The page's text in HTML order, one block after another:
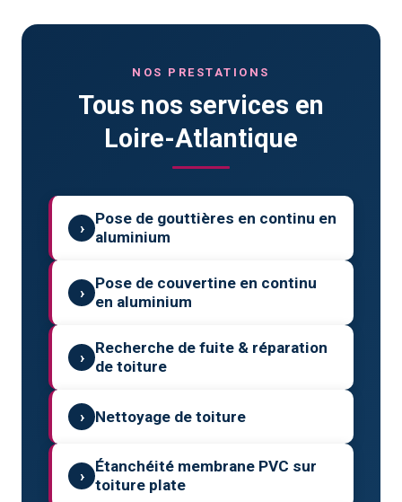
NOS PRESTATIONS
Tous nos services en
Loire-Atlantique
›
Pose de gouttières en continu en
aluminium
›
Pose de couvertine en continu
en aluminium
›
Recherche de fuite & réparation
de toiture
› Nettoyage de toiture
›
Étanchéité membrane PVC sur
toiture plate